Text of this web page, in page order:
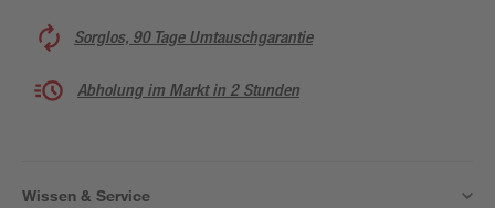
Sorglos, 90 Tage Umtauschgarantie
Abholung im Markt in 2 Stunden
Wissen & Service